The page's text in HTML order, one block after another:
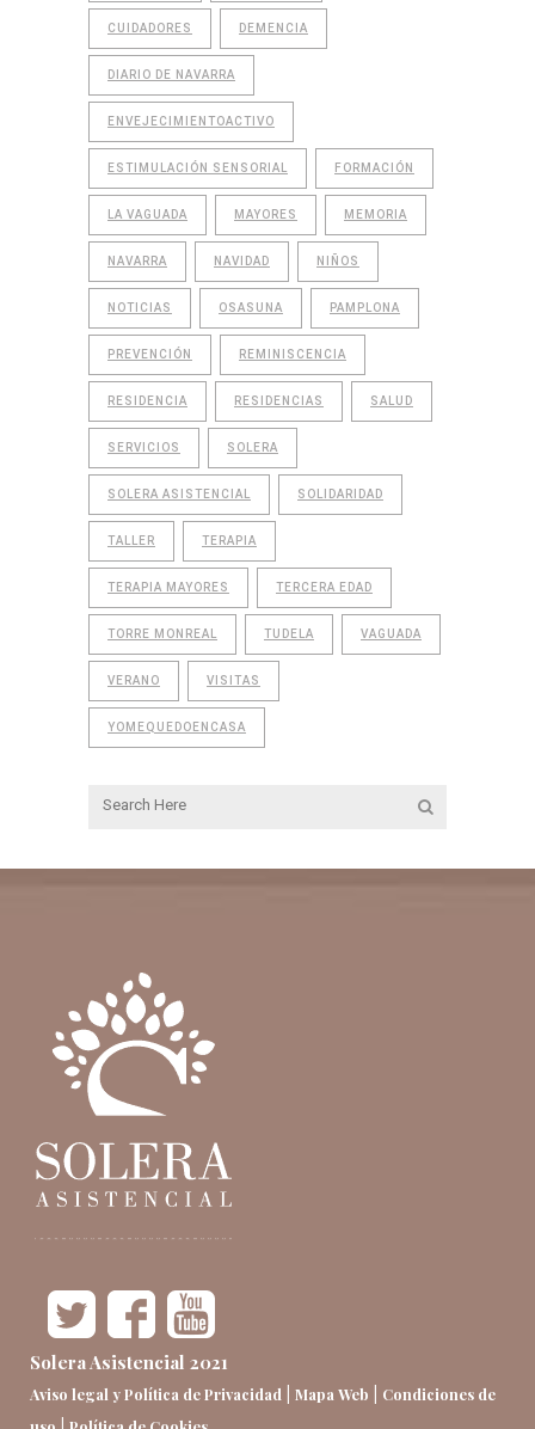
CUIDADORES DEMENCIA
DIARIO DE NAVARRA
ENVEJECIMIENTOACTIVO
ESTIMULACIÓN SENSORIAL FORMACIÓN
LA VAGUADA MAYORES MEMORIA
NAVARRA NAVIDAD NIÑOS
NOTICIAS OSASUNA PAMPLONA
PREVENCIÓN REMINISCENCIA
RESIDENCIA RESIDENCIAS SALUD
SERVICIOS SOLERA
SOLERA ASISTENCIAL SOLIDARIDAD
TALLER TERAPIA
TERAPIA MAYORES TERCERA EDAD
TORRE MONREAL TUDELA VAGUADA
VERANO VISITAS
YOMEQUEDOENCASA
Solera Asistencial 2021
Aviso legal y Política de Privacidad Mapa Web
Condiciones de